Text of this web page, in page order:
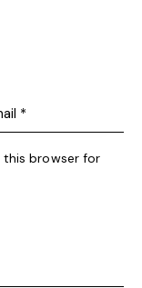
this browser for